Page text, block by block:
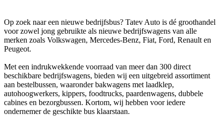
Op zoek naar een nieuwe bedrijfsbus? Tatev Auto is dé groothandel
voor zowel jong gebruikte als nieuwe bedrijfswagens van alle
merken zoals Volkswagen, Mercedes-Benz, Fiat, Ford, Renault en
Peugeot.
Met een indrukwekkende voorraad van meer dan 300 direct
beschikbare bedrijfswagens, bieden wij een uitgebreid assortiment
aan bestelbussen, waaronder bakwagens met laadklep,
autohoogwerkers, kippers, foodtrucks, paardenwagens, dubbele
cabines en bezorgbussen. Kortom, wij hebben voor iedere
ondernemer de geschikte bus klaarstaan.